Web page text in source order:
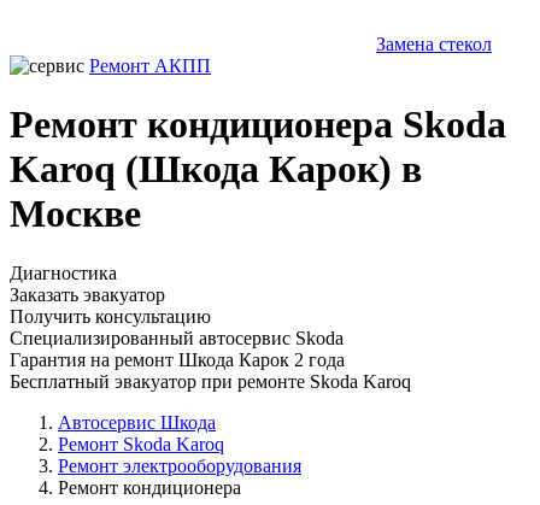
Замена стекол
Ремонт АКПП
Ремонт кондиционера Skoda
Karoq (Шкода Карок) в
Москве
Диагностика
Заказать эвакуатор
Получить консультацию
Специализированный автосервис Skoda
Гарантия на ремонт Шкода Карок 2 года
Бесплатный эвакуатор при ремонте Skoda Karoq
Автосервис Шкода
Ремонт Skoda Karoq
Ремонт электрооборудования
Ремонт кондиционера